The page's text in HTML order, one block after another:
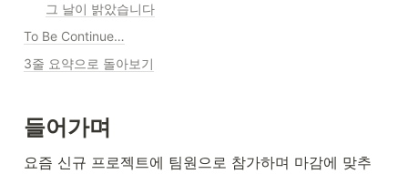
그 날이 밝았습니다
To Be Continue…
3줄 요약으로 돌아보기
들어가며
요즘 신규 프로젝트에 팀원으로 참가하며 마감에 맞추